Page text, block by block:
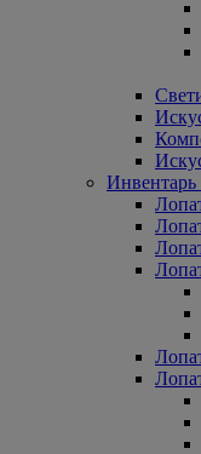
Инвентарь